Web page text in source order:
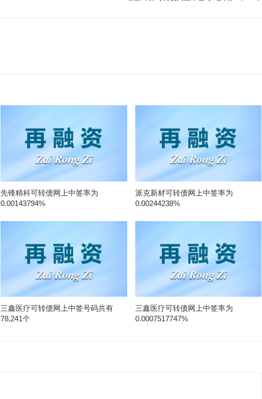
先锋精科可转债网上中签率为
0.00143794%
派克新材可转债网上中签率为
0.00244238%
三鑫医疗可转债网上中签号码共有
78,241个
三鑫医疗可转债网上中签率为
0.0007517747%